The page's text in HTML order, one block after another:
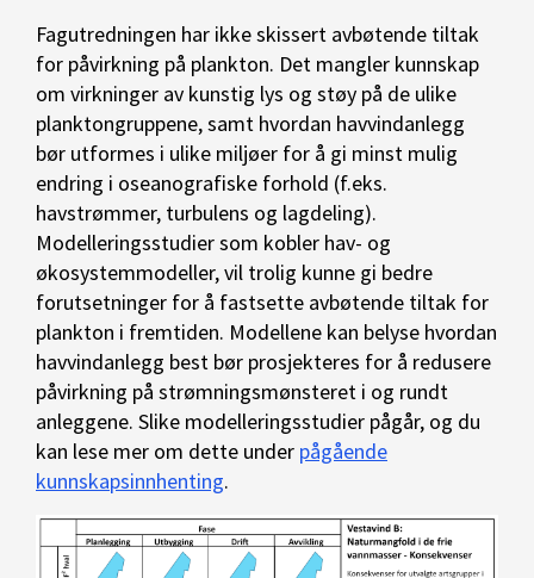
Fagutredningen har ikke skissert avbøtende tiltak
for påvirkning på plankton. Det mangler kunnskap
om virkninger av kunstig lys og støy på de ulike
planktongruppene, samt hvordan havvindanlegg
bør utformes i ulike miljøer for å gi minst mulig
endring i oseanografiske forhold (f.eks.
havstrømmer, turbulens og lagdeling).
Modelleringsstudier som kobler hav- og
økosystemmodeller, vil trolig kunne gi bedre
forutsetninger for å fastsette avbøtende tiltak for
plankton i fremtiden. Modellene kan belyse hvordan
havvindanlegg best bør prosjekteres for å redusere
påvirkning på strømningsmønsteret i og rundt
anleggene. Slike modelleringsstudier pågår, og du
kan lese mer om dette under pågående
kunnskapsinnhenting.